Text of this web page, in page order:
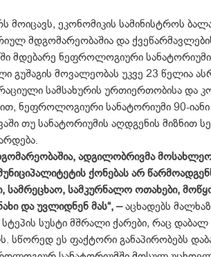
ეკონომიკის სამინისტროს
მდგომარეობაშია და
ნეფროლოგიური სანატორიუმი
მოვალეობას უკვე 23 წელია
სამსახურის ურთიერთობისა და
ნეფროლოგიური სანატორიუმი 90-
თუ სანატორიუმის აღდგენის მიზნით
ადგილობრივმა
ქონებას არ
სამრეცხაო, სამკურნალო ოთახები,
და უვლიდნენ მას“, –აცხადებს
სუსტი მშრალი ქარები, რაც
სწორედ ეს ფაქტორი განაპირობებს